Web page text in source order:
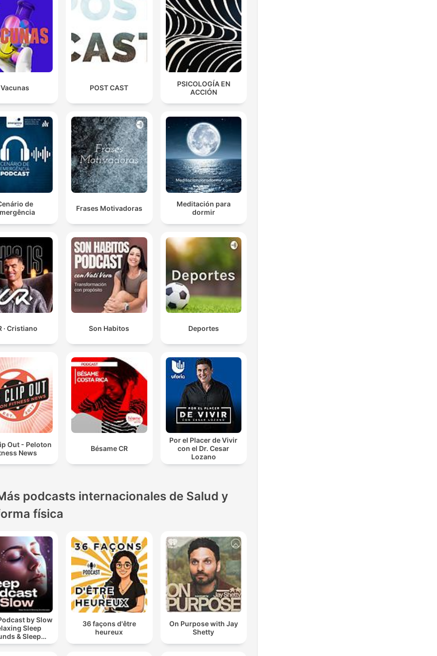
Es una tendencia innata.
00:01:10 · Explica la función biológica y psicológica detrás de la
necesidad de previsibilidad.
La herramienta más importante ya no es el control. Ni
siquiera es el conocimiento acumulado. La herramienta
clave hoy es la capacidad de adaptarnos al cambio.
Cuando aceptamos radicalmente, dejamos de gastar
energía intentando cambiar una realidad que no puede
cambiarse y esa energía vuelve a estar disponible para
nosotros.
00:08:03 · Describe el beneficio práctico de la aceptación
radical en la gestión de la energía emocional.
corregir, sin volver al control, tu mente aprende que esa
sensación molesta no es peligrosa.
00:15:36 · Explica el mecanismo de habituación y aprendizaje
durante el ejercicio de exposición a la incertidumbre.
Vacunas POST CAST
PSICOLOGÍA EN
ACCIÓN
de
Frases Motivadoras
Meditación para
dormir
· Cristiano Son Habitos Deportes
Out - Peloton
News
Bésame CR
Por el Placer de Vivir
con el Dr. Cesar
Lozano
podcasts internacionales de Salud y
física
by Slow
Sleep
& Sleep
| Nature Sound
36 façons d'être
heureux
On Purpose with Jay
Shetty